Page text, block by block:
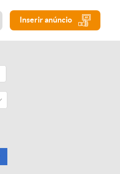
Inserir anúncio